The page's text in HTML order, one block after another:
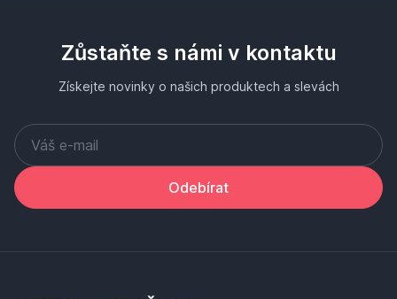
Zůstaňte s námi v kontaktu
Získejte novinky o našich produktech a slevách
Odebírat